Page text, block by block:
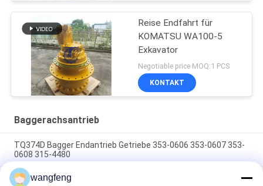
Reise Endfahrt für
KOMATSU WA100-5
Exkavator
Negotiable price MOQ:1 PCS
KONTAKT
Baggerachsantrieb
TQ374D Bagger Endantrieb Getriebe 353-0606 353-0607 353-
0608 315-4480
353-0528 333-3036 Bagger Endantrieb Motor Hydraulisch
wangfeng